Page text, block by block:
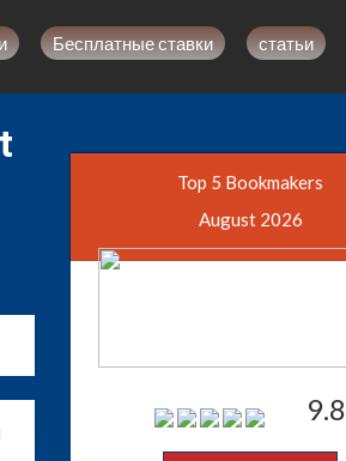
Бесплатные ставки статьи
Top 5 Bookmakers
August 2026
9.8